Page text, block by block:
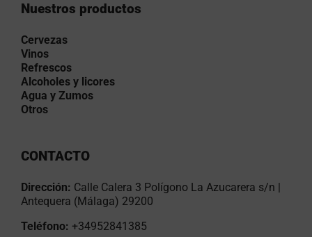
Nuestros productos
Cervezas
Vinos
Refrescos
Alcoholes y licores
Agua y Zumos
Otros
CONTACTO
Dirección: Calle Calera 3 Polígono La Azucarera s/n |
Antequera (Málaga) 29200
Teléfono: +34952841385